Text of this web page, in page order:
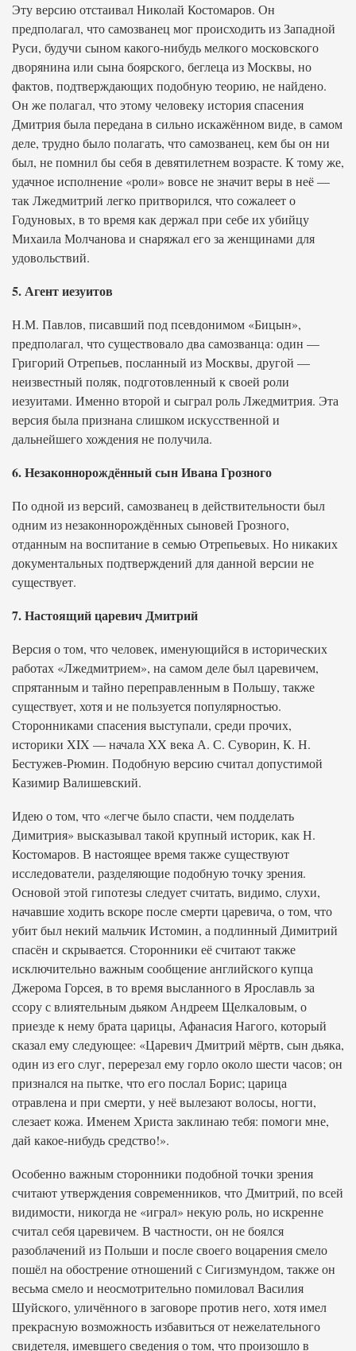
Эту версию отстаивал Николай Костомаров. Он
предполагал, что самозванец мог происходить из Западной
Руси, будучи сыном какого-нибудь мелкого московского
дворянина или сына боярского, беглеца из Москвы, но
фактов, подтверждающих подобную теорию, не найдено.
Он же полагал, что этому человеку история спасения
Дмитрия была передана в сильно искажённом виде, в самом
деле, трудно было полагать, что самозванец, кем бы он ни
был, не помнил бы себя в девятилетнем возрасте. К тому же,
удачное исполнение «роли» вовсе не значит веры в неё —
так Лжедмитрий легко притворился, что сожалеет о
Годуновых, в то время как держал при себе их убийцу
Михаила Молчанова и снаряжал его за женщинами для
удовольствий.
5. Агент иезуитов
Н.М. Павлов, писавший под псевдонимом «Бицын»,
предполагал, что существовало два самозванца: один —
Григорий Отрепьев, посланный из Москвы, другой —
неизвестный поляк, подготовленный к своей роли
иезуитами. Именно второй и сыграл роль Лжедмитрия. Эта
версия была признана слишком искусственной и
дальнейшего хождения не получила.
6. Незаконнорождённый сын Ивана Грозного
По одной из версий, самозванец в действительности был
одним из незаконнорождённых сыновей Грозного,
отданным на воспитание в семью Отрепьевых. Но никаких
документальных подтверждений для данной версии не
существует.
7. Настоящий царевич Дмитрий
Версия о том, что человек, именующийся в исторических
работах «Лжедмитрием», на самом деле был царевичем,
спрятанным и тайно переправленным в Польшу, также
существует, хотя и не пользуется популярностью.
Сторонниками спасения выступали, среди прочих,
историки XIX — начала XX века А. С. Суворин, К. Н.
Бестужев-Рюмин. Подобную версию считал допустимой
Казимир Валишевский.
Идею о том, что «легче было спасти, чем подделать
Димитрия» высказывал такой крупный историк, как Н.
Костомаров. В настоящее время также существуют
исследователи, разделяющие подобную точку зрения.
Основой этой гипотезы следует считать, видимо, слухи,
начавшие ходить вскоре после смерти царевича, о том, что
убит был некий мальчик Истомин, а подлинный Димитрий
спасён и скрывается. Сторонники её считают также
исключительно важным сообщение английского купца
Джерома Горсея, в то время высланного в Ярославль за
ссору с влиятельным дьяком Андреем Щелкаловым, о
приезде к нему брата царицы, Афанасия Нагого, который
сказал ему следующее: «Царевич Дмитрий мёртв, сын дьяка,
один из его слуг, перерезал ему горло около шести часов; он
признался на пытке, что его послал Борис; царица
отравлена и при смерти, у неё вылезают волосы, ногти,
слезает кожа. Именем Христа заклинаю тебя: помоги мне,
дай какое-нибудь средство!».
Особенно важным сторонники подобной точки зрения
считают утверждения современников, что Дмитрий, по всей
видимости, никогда не «играл» некую роль, но искренне
считал себя царевичем. В частности, он не боялся
разоблачений из Польши и после своего воцарения смело
пошёл на обострение отношений с Сигизмундом, также он
весьма смело и неосмотрительно помиловал Василия
Шуйского, уличённого в заговоре против него, хотя имел
прекрасную возможность избавиться от нежелательного
свидетеля, имевшего сведения о том, что произошло в